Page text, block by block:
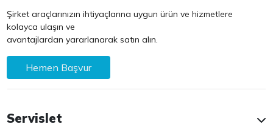
Şirket araçlarınızın ihtiyaçlarına uygun ürün ve hizmetlere
kolayca ulaşın ve
avantajlardan yararlanarak satın alın.
Hemen Başvur
Servislet